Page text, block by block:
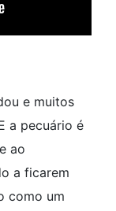
e muitos
a pecuário é
ao
a ficarem
como um